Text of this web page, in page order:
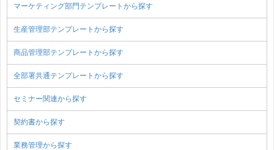
マーケティング部門テンプレートから探す
生産管理部テンプレートから探す
商品管理部テンプレートから探す
全部署共通テンプレートから探す
セミナー関連から探す
契約書から探す
業務管理から探す